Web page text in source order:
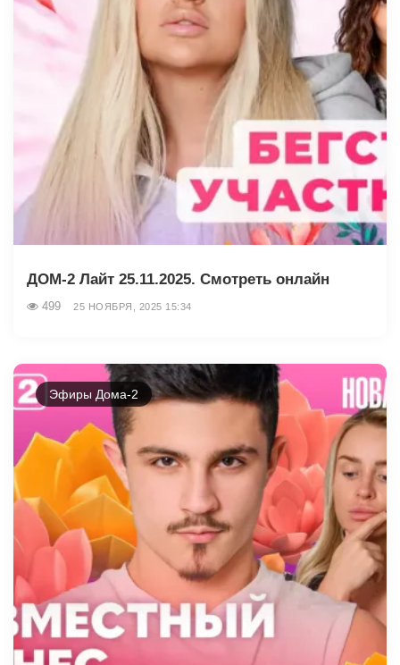
ДОМ-2 Лайт 25.11.2025. Смотреть онлайн
499 25 НОЯБРЯ, 2025 15:34
Эфиры Дома-2